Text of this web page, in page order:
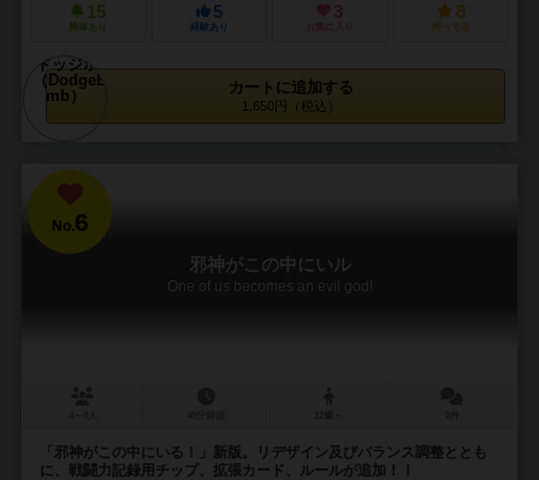
15
興味あり
5
経験あり
3
お気に入り
8
持ってる
カートに追加する
1,650円（税込）
No.6
邪神がこの中にいル
One of us becomes an evil god!
「邪神がこの中にいる！」新版。リデザイン及びバランス調整ととも
に、戦闘力記録用チップ、拡張カード、ルールが追加！！